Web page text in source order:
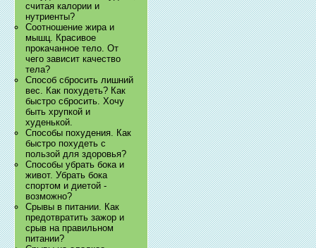
считая калории и
нутриенты?
Соотношение жира и
мышц. Красивое
прокачанное тело. От
чего зависит качество
тела?
Способ сбросить лишний
вес. Как похудеть? Как
быстро сбросить. Хочу
быть хрупкой и
худенькой.
Способы похудения. Как
быстро похудеть с
пользой для здоровья?
Способы убрать бока и
живот. Убрать бока
спортом и диетой -
возможно?
Срывы в питании. Как
предотвратить зажор и
срыв на правильном
питании?